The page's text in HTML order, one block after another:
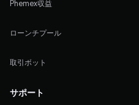
Phemex収益
ローンチプール
取引ボット
サポート